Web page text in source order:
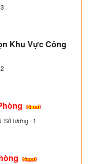
Khu Vực Công
Số lượng : 1